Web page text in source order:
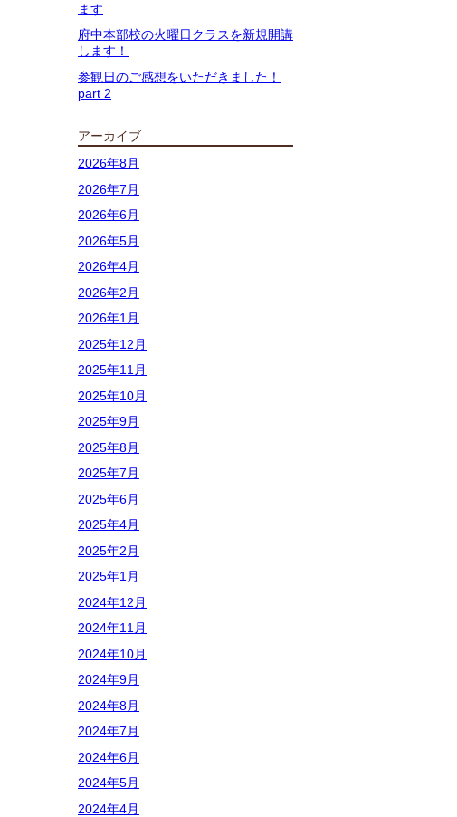
ます
府中本部校の火曜日クラスを新規開講
します！
参観日のご感想をいただきました！
part 2
アーカイブ
2026年8月
2026年7月
2026年6月
2026年5月
2026年4月
2026年2月
2026年1月
2025年12月
2025年11月
2025年10月
2025年9月
2025年8月
2025年7月
2025年6月
2025年4月
2025年2月
2025年1月
2024年12月
2024年11月
2024年10月
2024年9月
2024年8月
2024年7月
2024年6月
2024年5月
2024年4月